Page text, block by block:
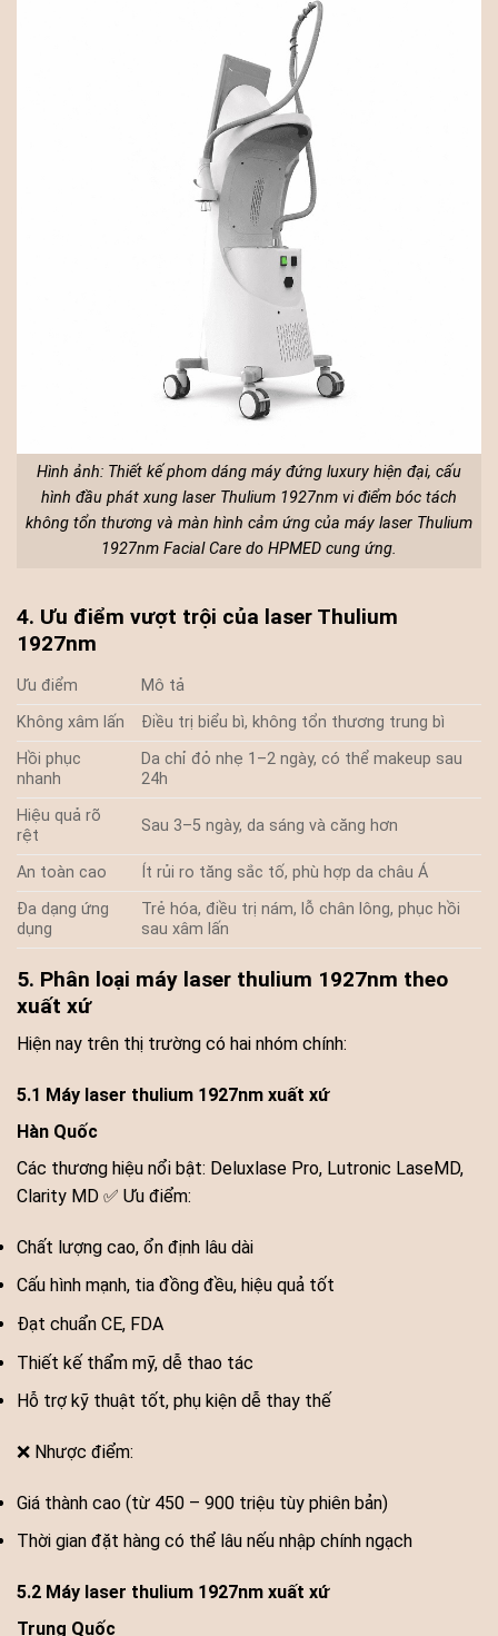
Hình ảnh: Thiết kế phom dáng máy đứng luxury hiện đại, cấu
hình đầu phát xung laser Thulium 1927nm vi điểm bóc tách
không tổn thương và màn hình cảm ứng của máy laser Thulium
1927nm Facial Care do HPMED cung ứng.
4. Ưu điểm vượt trội của laser Thulium
1927nm
Ưu điểm
Mô tả
Không xâm lấn
Điều trị biểu bì, không tổn thương trung bì
Hồi phục
nhanh
Da chỉ đỏ nhẹ 1–2 ngày, có thể makeup sau
24h
Hiệu quả rõ
rệt
Sau 3–5 ngày, da sáng và căng hơn
An toàn cao
Ít rủi ro tăng sắc tố, phù hợp da châu Á
Đa dạng ứng
dụng
Trẻ hóa, điều trị nám, lỗ chân lông, phục hồi
sau xâm lấn
5. Phân loại máy laser thulium 1927nm theo
xuất xứ
Hiện nay trên thị trường có hai nhóm chính:
5.1 Máy laser thulium 1927nm xuất xứ
Hàn Quốc
Các thương hiệu nổi bật: Deluxlase Pro, Lutronic LaseMD,
Clarity MD ✅ Ưu điểm:
Chất lượng cao, ổn định lâu dài
Cấu hình mạnh, tia đồng đều, hiệu quả tốt
Đạt chuẩn CE, FDA
Thiết kế thẩm mỹ, dễ thao tác
Hỗ trợ kỹ thuật tốt, phụ kiện dễ thay thế
❌ Nhược điểm:
Giá thành cao (từ 450 – 900 triệu tùy phiên bản)
Thời gian đặt hàng có thể lâu nếu nhập chính ngạch
5.2 Máy laser thulium 1927nm xuất xứ
Trung Quốc